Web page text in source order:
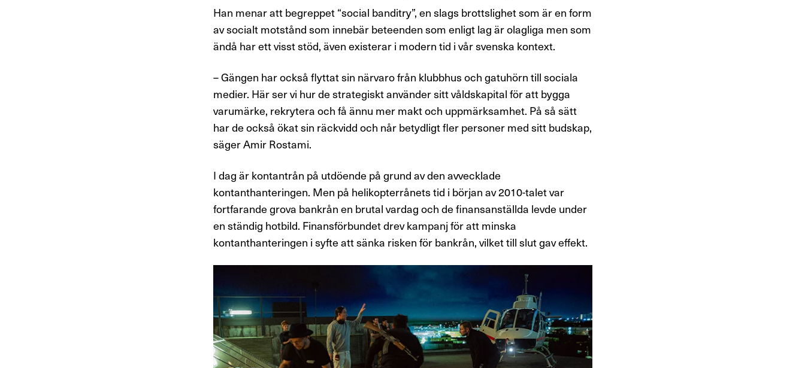
Han menar att begreppet “social banditry”, en slags brottslighet som är en form
av socialt motstånd som innebär beteenden som enligt lag är olagliga men som
ändå har ett visst stöd, även existerar i modern tid i vår svenska kontext.
– Gängen har också flyttat sin närvaro från klubbhus och gatuhörn till sociala
medier. Här ser vi hur de strategiskt använder sitt våldskapital för att bygga
varumärke, rekrytera och få ännu mer makt och uppmärksamhet. På så sätt
har de också ökat sin räckvidd och når betydligt fler personer med sitt budskap,
säger Amir Rostami.
I dag är kontantrån på utdöende på grund av den avvecklade
kontanthanteringen. Men på helikopterrånets tid i början av 2010-talet var
fortfarande grova bankrån en brutal vardag och de finansanställda levde under
en ständig hotbild. Finansförbundet drev kampanj för att minska
kontanthanteringen i syfte att sänka risken för bankrån, vilket till slut gav effekt.